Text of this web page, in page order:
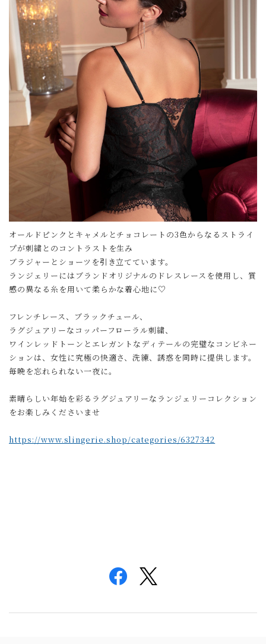
オールドピンクとキャメルとチョコレートの3色からなるストライ
プが刺繍とのコントラストを生み
ブラジャーとショーツを引き立てています。
ランジェリーにはブランドオリジナルのドレスレースを使用し、質
感の異なる糸を用いて柔らかな着心地に♡
フレンチレース、ブラックチュール、
ラグジュアリーなコッパーフローラル刺繍、
ワインレッドトーンとエレガントなディテールの完璧なコンビネー
ションは、女性に究極の快適さ、洗練、誘惑を同時に提供します。
毎晩を忘れられない一夜に。
素晴らしい年始を彩るラグジュアリーなランジェリーコレクション
をお楽しみくださいませ
https://www.slingerie.shop/categories/6327342